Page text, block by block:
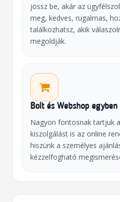
jössz be, akár az
meg, kedves, rugalmas,
találkozhatsz, akik
megoldják.
Bolt és Webshop egyben
Nagyon fontosnak tartjuk
kiszolgálást is az online
hiszünk a személyes
kézzelfogható